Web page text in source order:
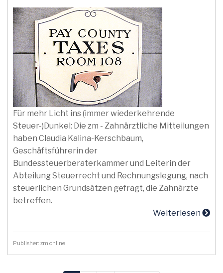
Für mehr Licht ins (immer wiederkehrende
Steuer-)Dunkel: Die zm - Zahnärztliche Mitteilungen
haben Claudia Kalina-Kerschbaum,
Geschäftsführerin der
Bundessteuerberaterkammer und Leiterin der
Abteilung Steuerrecht und Rechnungslegung, nach
steuerlichen Grundsätzen gefragt, die Zahnärzte
betreffen.
Weiterlesen
Publisher: zm online